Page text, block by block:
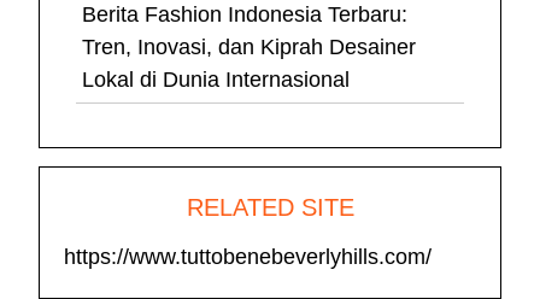
Berita Fashion Indonesia Terbaru:
Tren, Inovasi, dan Kiprah Desainer
Lokal di Dunia Internasional
RELATED SITE
https://www.tuttobenebeverlyhills.com/